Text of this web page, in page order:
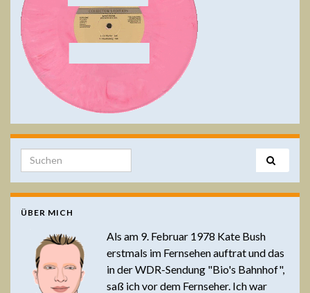
Search for:
ÜBER MICH
Als am 9. Februar 1978 Kate Bush
erstmals im Fernsehen auftrat und das
in der WDR-Sendung "Bio's Bahnhof",
saß ich vor dem Fernseher. Ich war